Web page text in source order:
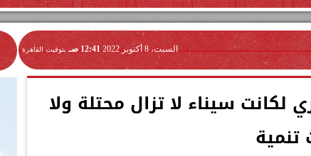
السبت، 8 أكتوبر 2022 12:41 صـ بتوقيت القاهرة
لكانت سيناء لا تزال محتلة ولا